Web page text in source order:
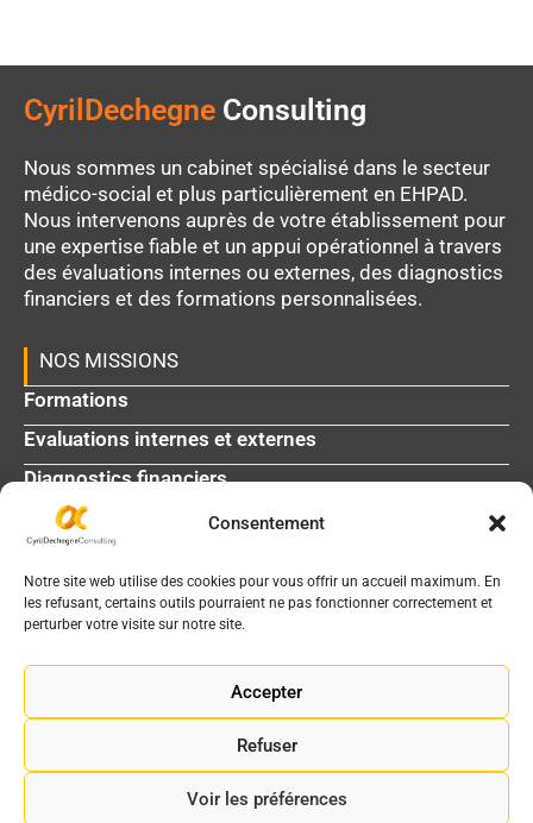
Consentement
Notre site web utilise des cookies pour vous offrir un accueil maximum. En
les refusant, certains outils pourraient ne pas fonctionner correctement et
perturber votre visite sur notre site.
Accepter
Refuser
Voir les préférences
CyrilDechegne Consulting
Nous sommes un cabinet spécialisé dans le secteur
médico-social et plus particulièrement en EHPAD.
Nous intervenons auprès de votre établissement pour
une expertise fiable et un appui opérationnel à travers
des évaluations internes ou externes, des diagnostics
financiers et des formations personnalisées.
NOS MISSIONS
Formations
Evaluations internes et externes
Diagnostics financiers
L'agenda médico-social
La bibliothèque
2 chemin de Garric - 31200 Toulouse
info@cyrildechegne.fr
Mentions légales